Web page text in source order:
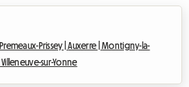
Premeaux-Prissey |Auxerre |Montigny-la-
Villeneuve-sur-Yonne